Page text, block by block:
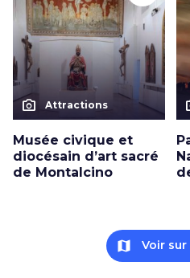
photo_camera Attractions
Musée civique et
diocésain d’art sacré
de Montalcino
map Voir